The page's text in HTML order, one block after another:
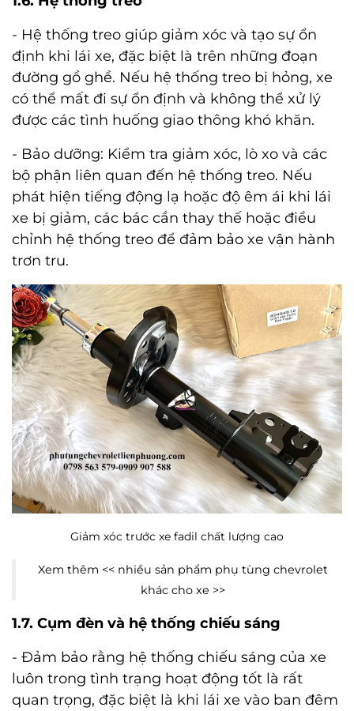
- Hệ thống treo giúp giảm xóc và tạo sự ổn
định khi lái xe, đặc biệt là trên những đoạn
đường gồ ghề. Nếu hệ thống treo bị hỏng, xe
có thể mất đi sự ổn định và không thể xử lý
được các tình huống giao thông khó khăn.
- Bảo dưỡng: Kiểm tra giảm xóc, lò xo và các
bộ phận liên quan đến hệ thống treo. Nếu
phát hiện tiếng động lạ hoặc độ êm ái khi lái
xe bị giảm, các bác cần thay thế hoặc điều
chỉnh hệ thống treo để đảm bảo xe vận hành
trơn tru.
Giảm xóc trước xe fadil chất lượng cao
Xem thêm << nhiều sản phẩm phụ tùng chevrolet
khác cho xe >>
1.7. Cụm đèn và hệ thống chiếu sáng
- Đảm bảo rằng hệ thống chiếu sáng của xe
luôn trong tình trạng hoạt động tốt là rất
quan trọng, đặc biệt là khi lái xe vào ban đêm